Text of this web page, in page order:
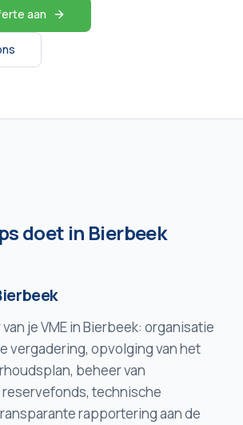
aan
doet in Bierbeek
je VME inBierbeek: organisatie
vergadering, opvolging van het
beheer van
technische
rapportering aan de